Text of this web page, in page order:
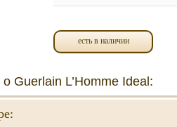
есть в наличии
Guerlain L’Homme Ideal: